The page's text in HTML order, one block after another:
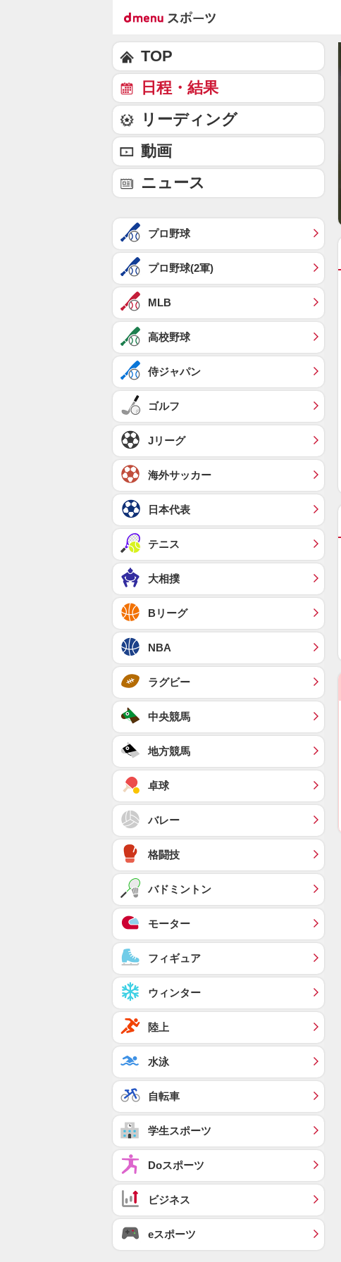
TOP
日程・結果
リーディング
動画
ニュース
プロ野球
プロ野球(2軍)
MLB
高校野球
侍ジャパン
ゴルフ
Jリーグ
海外サッカー
日本代表
テニス
大相撲
Bリーグ
NBA
ラグビー
中央競馬
地方競馬
卓球
バレー
格闘技
バドミントン
モーター
フィギュア
ウィンター
陸上
水泳
自転車
学生スポーツ
Doスポーツ
ビジネス
eスポーツ